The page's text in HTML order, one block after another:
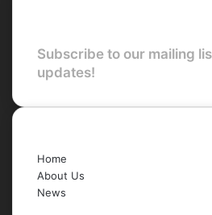
Subscribe to our mailing
updates!
Home
About Us
News